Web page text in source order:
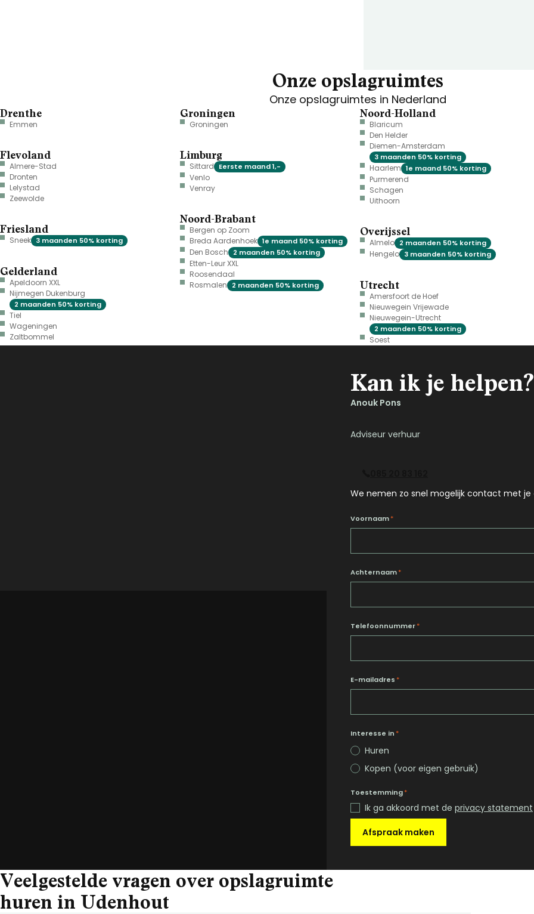
Onze opslagruimtes
Onze opslagruimtes in Nederland
Drenthe
Emmen
Flevoland
Almere-Stad
Dronten
Lelystad
Zeewolde
Friesland
Sneek 3 maanden 50% korting
Gelderland
Apeldoorn XXL
Nijmegen Dukenburg
2 maanden 50% korting
Tiel
Wageningen
Zaltbommel
Groningen
Groningen
Limburg
Sittard Eerste maand 1,-
Venlo
Venray
Noord-Brabant
Bergen op Zoom
Breda Aardenhoek 1e maand 50% korting
Den Bosch 2 maanden 50% korting
Etten-Leur XXL
Roosendaal
Rosmalen
2 maanden 50% korting
Noord-Holland
Blaricum
Den Helder
Diemen-Amsterdam
3 maanden 50% korting
Haarlem 1e maand 50% korting
Purmerend
Schagen
Uithoorn
Overijssel
Almelo 2 maanden 50% korting
Hengelo 3 maanden 50% korting
Utrecht
Amersfoort de Hoef
Nieuwegein Vrijewade
Nieuwegein-Utrecht
2 maanden 50% korting
Soest
Kan ik je helpen?
Anouk Pons
Adviseur verhuur
We nemen zo snel mogelijk contact met je
Voornaam*
Achternaam*
Telefoonnummer*
E-mailadres *
Interesse in *
Huren
Kopen (voor eigen gebruik)
Toestemming*
Ik ga akkoord met de privacy statement
Afspraak maken
Veelgestelde vragen over opslagruimte
huren in Udenhout